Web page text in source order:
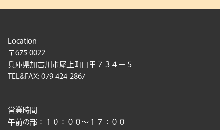
ン
Location
〒675-0022
兵庫県加古川市尾上町口里７３４－５
TEL&FAX: 079-424-2867
営業時間
午前の部：１０：００〜１７：００